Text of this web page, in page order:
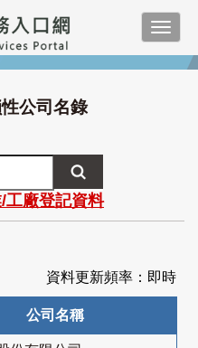
性公司名錄
/工廠登記資料
資料更新頻率：即時
公司名稱